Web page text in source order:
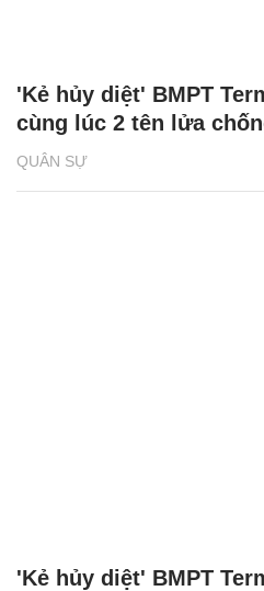
QUÂN SỰ
'Kẻ hủy diệt' BMPT
cùng lúc 2 tên lửa
'Kẻ hủy diệt' BMPT